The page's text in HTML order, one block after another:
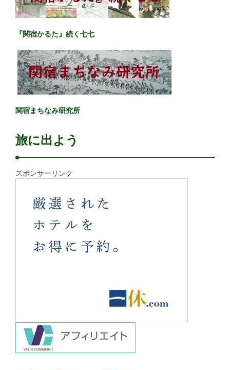
『関宿かるた』続く七七
関宿まちなみ研究所
旅に出よう
スポンサーリンク